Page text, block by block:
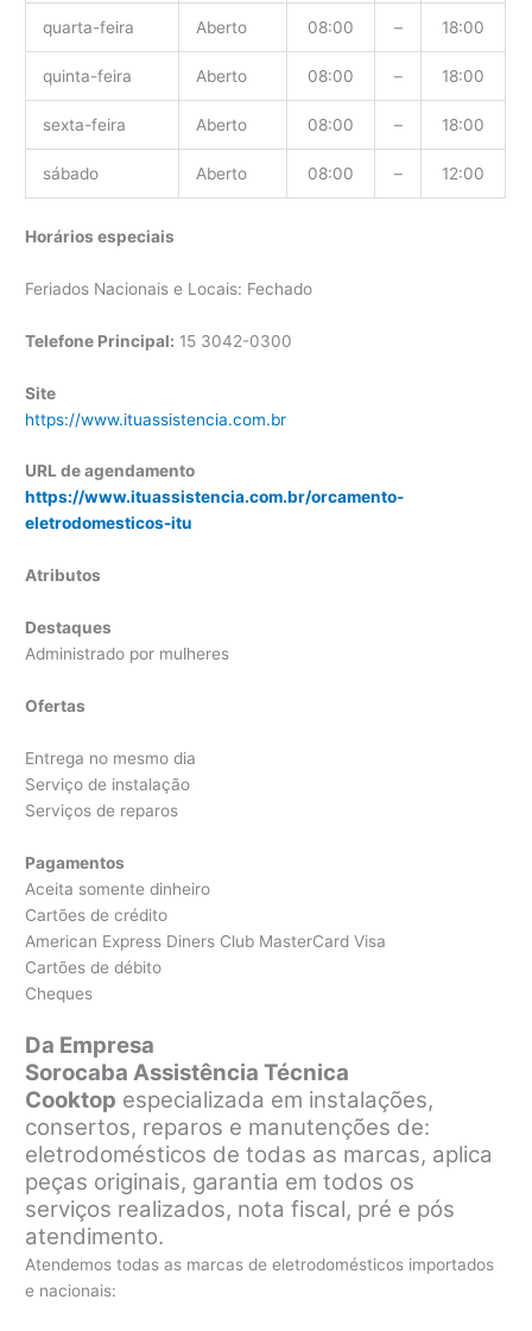
quarta-feira Aberto 08:00 – 18:00
quinta-feira Aberto 08:00 – 18:00
sexta-feira Aberto 08:00 – 18:00
sábado Aberto 08:00 – 12:00
Horários especiais
Feriados Nacionais e Locais: Fechado
Telefone Principal: 15 3042-0300
Site
https://www.ituassistencia.com.br
URL de agendamento
https://www.ituassistencia.com.br/orcamento-
eletrodomesticos-itu
Atributos
Destaques
Administrado por mulheres
Ofertas
Entrega no mesmo dia
Serviço de instalação
Serviços de reparos
Pagamentos
Aceita somente dinheiro
Cartões de crédito
American Express Diners Club MasterCard Visa
Cartões de débito
Cheques
Da Empresa
Sorocaba Assistência Técnica
Cooktop especializada em instalações,
consertos, reparos e manutenções de:
eletrodomésticos de todas as marcas, aplica
peças originais, garantia em todos os
serviços realizados, nota fiscal, pré e pós
atendimento.
Atendemos todas as marcas de eletrodomésticos importados
e nacionais: